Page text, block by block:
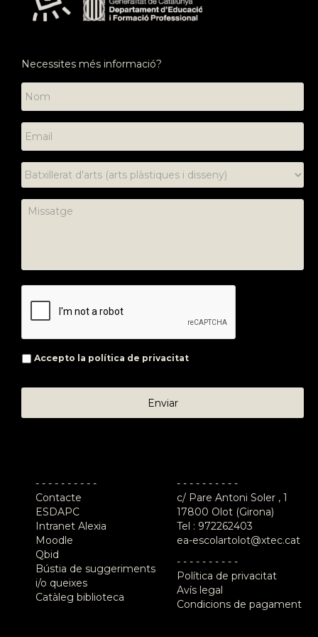
Necessites més informació?
Accepto la política de privacitat
- - - - - - - - - -
Contacte
ESDAPC
Intranet Alexia
Moodle
Qbid
Bústia de suggeriments
i/o queixes
Catàleg biblioteca
- - - - - - - - - -
c/ Pare Antoni Soler , 1
17800 Olot (Girona)
Tel : 972262403
ea-escolartolot@xtec.cat
- - - - - - - - - -
Política de privacitat
Avís legal
Condicions de pagament